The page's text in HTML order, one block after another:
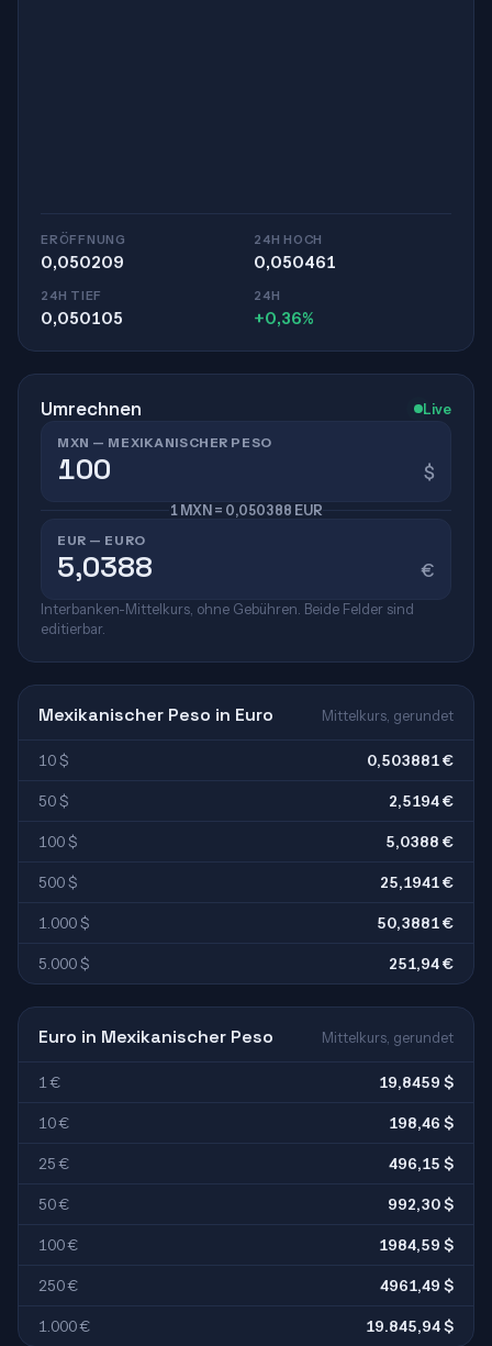
ERÖFFNUNG
0,050209
24H HOCH
0,050461
24H TIEF
0,050105
24H
+0,36%
Umrechnen Live
MXN — MEXIKANISCHER PESO
$
1 MXN = 0,050388 EUR
EUR — EURO
€
Interbanken-Mittelkurs, ohne Gebühren. Beide Felder sind
editierbar.
Mexikanischer Peso in Euro Mittelkurs, gerundet
10 $ 0,503881 €
50 $ 2,5194 €
100 $ 5,0388 €
500 $ 25,1941 €
1.000 $ 50,3881 €
5.000 $ 251,94 €
Euro in Mexikanischer Peso Mittelkurs, gerundet
1 € 19,8459 $
10 € 198,46 $
25 € 496,15 $
50 € 992,30 $
100 € 1984,59 $
250 € 4961,49 $
1.000 € 19.845,94 $